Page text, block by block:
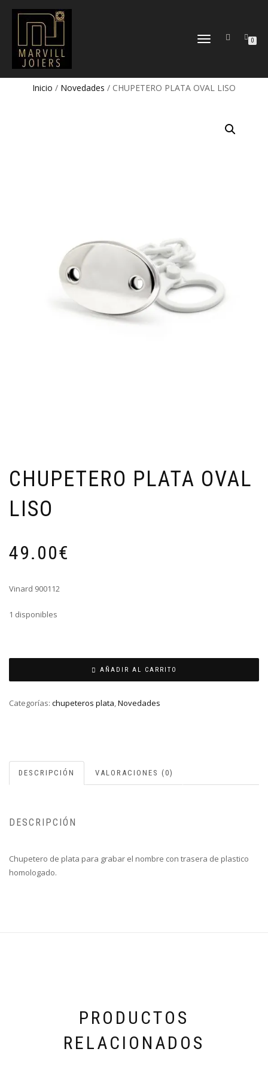
TOGGLE
0
Inicio / Novedades / CHUPETERO PLATA OVAL LISO
CHUPETERO PLATA OVAL
LISO
49.00€
Vinard 900112
1 disponibles
OVAL
cantidad
AÑADIR AL CARRITO
Categorías: chupeteros plata,Novedades
DESCRIPCIÓN VALORACIONES (0)
DESCRIPCIÓN
Chupetero de plata para grabar el nombre con trasera de plastico
homologado.
PRODUCTOS
RELACIONADOS